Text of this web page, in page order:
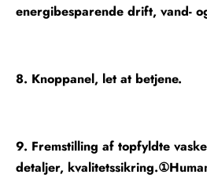
energibesparende drift, vand-
8. Knoppanel, let at betjene.
9. Fremstilling af topfyldte
detaljer,